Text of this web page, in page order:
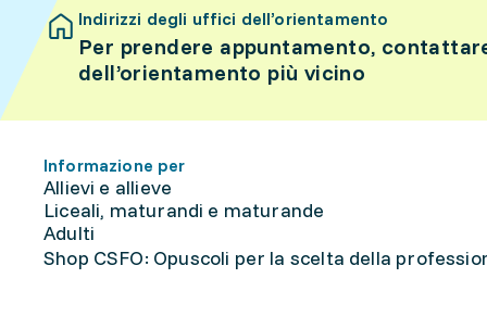
Indirizzi degli uffici dell’orientamento
Per prendere appuntamento,
dell’orientamento più vicino
Informazione per
Allievi e allieve
Liceali, maturandi e maturande
Adulti
Shop CSFO: Opuscoli per la scelta della